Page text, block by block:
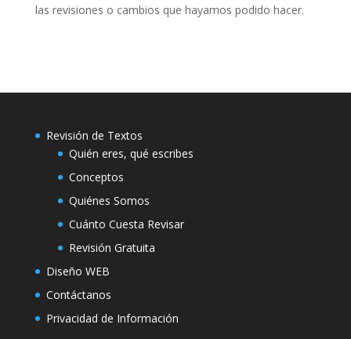
las revisiones o cambios que hayamos podido hacer.
Revisión de Textos
Quién eres, qué escribes
Conceptos
Quiénes Somos
Cuánto Cuesta Revisar
Revisión Gratuita
Diseño WEB
Contáctanos
Privacidad de Información